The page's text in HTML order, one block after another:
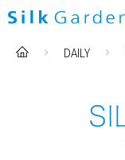
DAILY